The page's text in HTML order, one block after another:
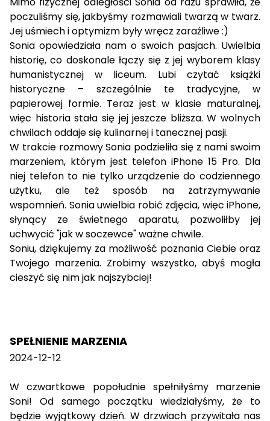
poczuliśmy się, jakbyśmy rozmawiali twarzą w twarz.
Jej uśmiech i optymizm były wręcz zaraźliwe :)
Sonia opowiedziała nam o swoich pasjach. Uwielbia
historię, co doskonale łączy się z jej wyborem klasy
humanistycznej w liceum. Lubi czytać książki
historyczne – szczególnie te tradycyjne, w
papierowej formie. Teraz jest w klasie maturalnej,
więc historia stała się jej jeszcze bliższa. W wolnych
chwilach oddaje się kulinarnej i tanecznej pasji.
W trakcie rozmowy Sonia podzieliła się z nami swoim
marzeniem, którym jest telefon iPhone 15 Pro. Dla
niej telefon to nie tylko urządzenie do codziennego
użytku, ale też sposób na zatrzymywanie
wspomnień. Sonia uwielbia robić zdjęcia, więc iPhone,
słynący ze świetnego aparatu, pozwoliłby jej
uchwycić "jak w soczewce" ważne chwile.
Soniu, dziękujemy za możliwość poznania Ciebie oraz
Twojego marzenia. Zrobimy wszystko, abyś mogła
cieszyć się nim jak najszybciej!
SPEŁNIENIE MARZENIA
2024-12-12
W czwartkowe popołudnie spełniłyśmy marzenie
Soni! Od samego początku wiedziałyśmy, że to
będzie wyjątkowy dzień. W drzwiach przywitała nas